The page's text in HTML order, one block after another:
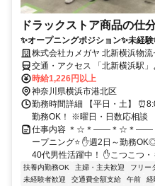
ドラックストア商品の仕
✨オープニングポジション✨未経
株式会社カメガヤ 北新横浜物流
交通・アクセス 「北新横浜駅
時給1,226円以上
神奈川県横浜市港北区
勤務時間詳細 【平日・土】
勤務OK！ ※曜日・日数応相談
仕事内容 ＊☆＊――＊☆＊――
ープニング⭐ ✋週2日～勤務
40代男性活躍中！ ✋こつこつ・
扶養内勤務OK 主婦・主夫歓迎 フリー
未経験者歓迎
交通費全額支給 午前 経